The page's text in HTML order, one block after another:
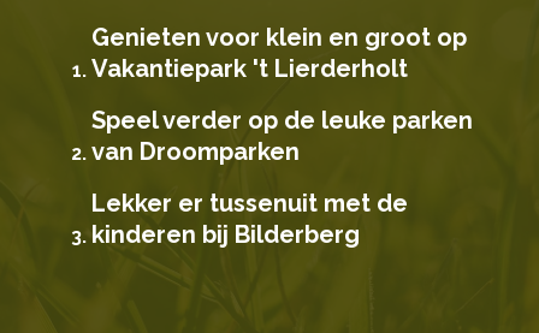
Genieten voor klein en groot op
Vakantiepark 't Lierderholt
Speel verder op de leuke parken
van Droomparken
Lekker er tussenuit met de
kinderen bij Bilderberg